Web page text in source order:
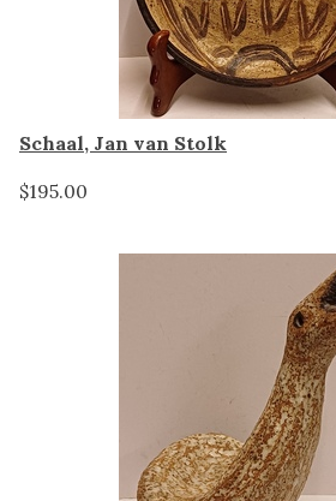
Schaal, Jan van Stolk
$195.00